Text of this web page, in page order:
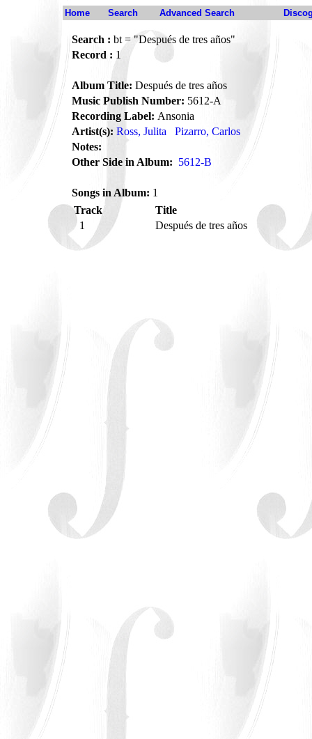
Home Search Advanced Search
Search : bt = "Después de tres años"
Record : 1
Album Title: Después de tres años
Music Publish Number: 5612-A
Recording Label: Ansonia
Artist(s): Ross, Julita
Pizarro, Carlos
Notes:
Other Side in Album: 5612-B
Songs in Album: 1
Track
Title
1
Después de tres años